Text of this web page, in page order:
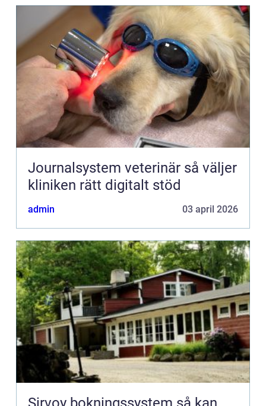
Journalsystem veterinär så väljer
kliniken rätt digitalt stöd
admin 03 april 2026